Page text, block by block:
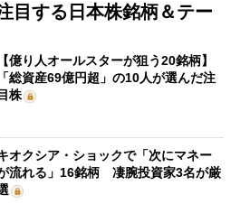
目する日本株銘柄＆テー
【億り人オールスターが狙う20銘柄】
「総資産69億円超」の10人が選んだ注
目株
オクシア・ショックで「次にマネー
流れる」16銘柄 凄腕投資家3名が厳